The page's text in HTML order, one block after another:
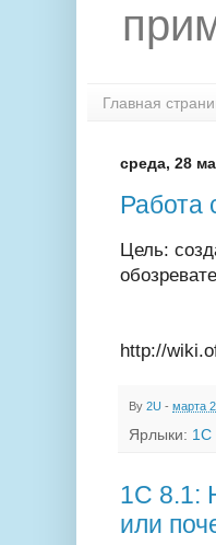
Главная
среда, 28
Работа
Цель:
http://
By 2U - марта
Ярлыки: 1С
1С 8.1:
или